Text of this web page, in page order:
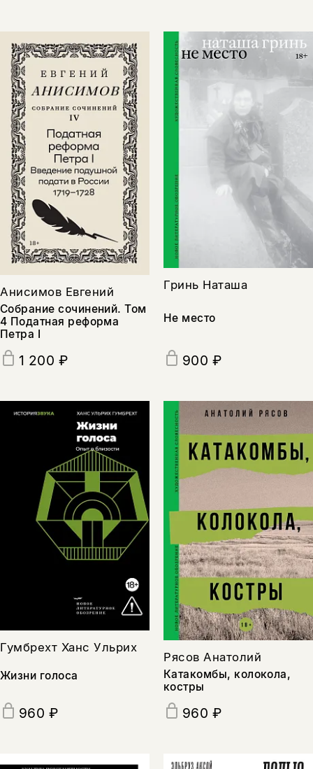
Анисимов Евгений
Собрание сочинений. Том
4 Податная реформа
Петра I
1 200 ₽
Гринь Наташа
Не место
900 ₽
Гумбрехт Ханс Ульрих
Жизни голоса
960 ₽
Рясов Анатолий
Катакомбы, колокола,
костры
960 ₽